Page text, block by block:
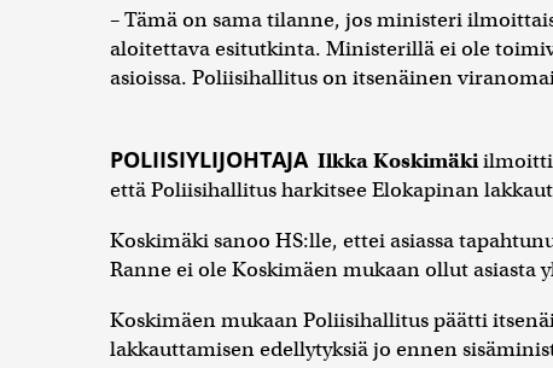
– Tämä on sama tilanne, jos ministeri
aloitettava esitutkinta. Ministerillä ei ole
asioissa. Poliisihallitus on itsenäinen
POLIISIYLIJOHTAJA Ilkka Koskimäkiilmoitti
että Poliisihallitus harkitsee Elokapinan
Koskimäki sanoo HS:lle, ettei asiassa
Ranne ei ole Koskimäen mukaan ollut asiasta
Koskimäen mukaan Poliisihallitus päätti
lakkauttamisen edellytyksiä jo ennen